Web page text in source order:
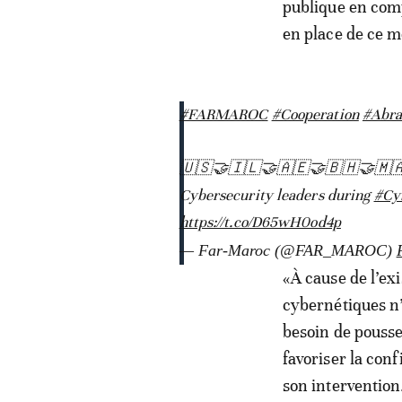
publique en
en place de ce
#FARMAROC #Cooperation
Cybersecurity leaders during
https://t.co/D65wH0od4p
— Far-Maroc (@FAR_MAROC)
«À cause de
cybernétiques
besoin de
favoriser la
son